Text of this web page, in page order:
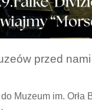
przed nami
Muzeum im. Orła